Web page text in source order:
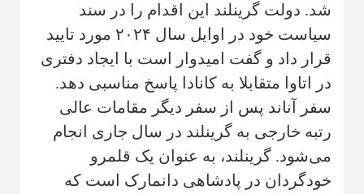
شد. دولت گرینلند این اقدام را در سند
سیاست خود در اوایل سال ۲۰۲۴ مورد تایید
قرار داد و گفت امیدوار است با ایجاد دفتری
در اتاوا متقابلا به کانادا پاسخ مناسبی دهد.
سفر آناند پس از سفر دیگر مقامات عالی
رتبه خارجی به گرینلند در سال جاری انجام
می‌شود. گرینلند، به عنوان یک قلمرو
خودگردان در پادشاهی دانمارک است که